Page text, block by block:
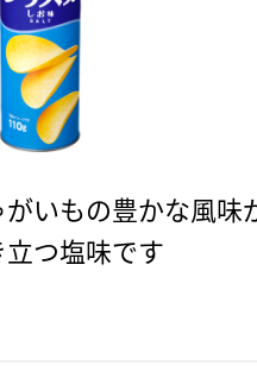
いもの豊かな風味
つ塩味です